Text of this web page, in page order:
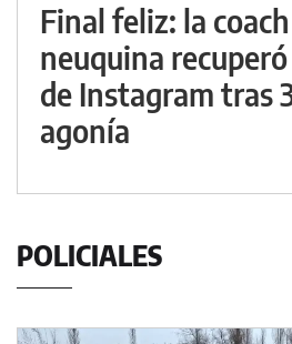
Final feliz: la
neuquina
de Instagram tras
agonía
POLICIALES